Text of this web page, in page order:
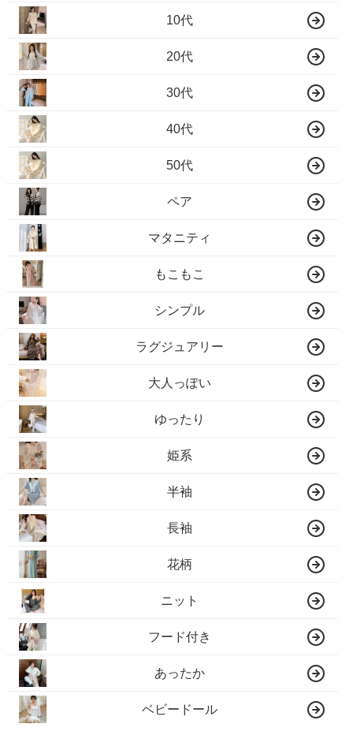
10代
20代
30代
40代
50代
ペア
マタニティ
もこもこ
シンプル
ラグジュアリー
大人っぽい
ゆったり
姫系
半袖
長袖
花柄
ニット
フード付き
あったか
ベビードール